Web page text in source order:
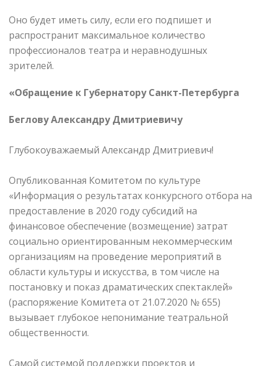
Оно будет иметь силу, если его подпишет и
распространит максимальное количество
профессионалов театра и неравнодушных
зрителей.
«Обращение к Губернатору Санкт-Петербурга
Беглову Александру Дмитриевичу
Глубокоуважаемый Александр Дмитриевич!
Опубликованная Комитетом по культуре
«Информация о результатах конкурсного отбора на
предоставление в 2020 году субсидий на
финансовое обеспечение (возмещение) затрат
социально ориентированным некоммерческим
организациям на проведение мероприятий в
области культуры и искусства, в том числе на
постановку и показ драматических спектаклей»
(распоряжение Комитета от 21.07.2020 № 655)
вызывает глубокое непонимание театральной
общественности.
Самой системой поддержки проектов и